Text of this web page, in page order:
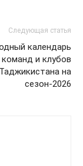
Следующая статья
календарь
и клубов
Таджикистана на
сезон-2026